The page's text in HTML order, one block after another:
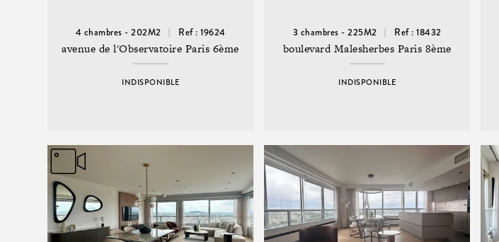
4 chambres - 202M2 Ref : 19624
avenue de l'Observatoire Paris 6ème
INDISPONIBLE
3 chambres - 225M2 Ref : 18432
boulevard Malesherbes Paris 8ème
INDISPONIBLE